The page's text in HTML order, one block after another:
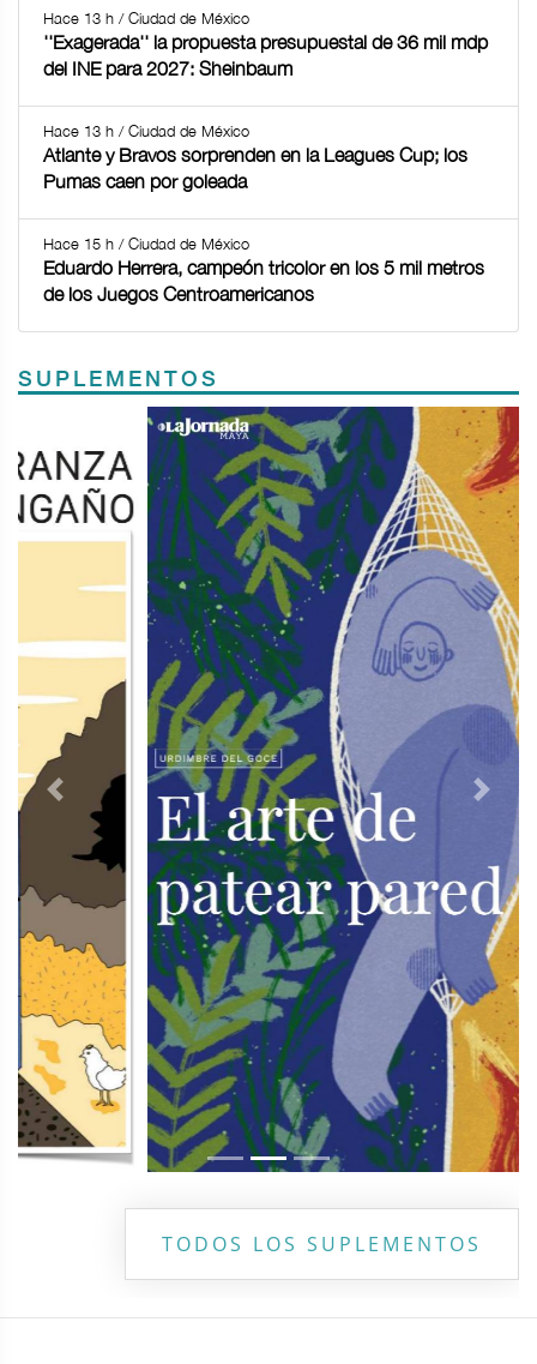
Hace 13 h / Ciudad de México
''Exagerada'' la propuesta presupuestal de 36 mil mdp
del INE para 2027: Sheinbaum
Hace 13 h / Ciudad de México
Atlante y Bravos sorprenden en la Leagues Cup; los
Pumas caen por goleada
Hace 15 h / Ciudad de México
Eduardo Herrera, campeón tricolor en los 5 mil metros
de los Juegos Centroamericanos
SUPLEMENTOS
Previous Next
TODOS LOS SUPLEMENTOS